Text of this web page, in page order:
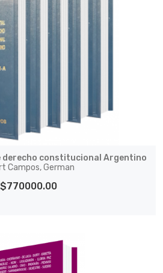
derecho constitucional Argentino
Campos, German
$770000.00